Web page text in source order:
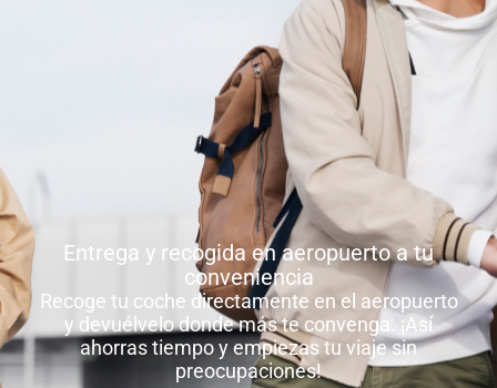
Entrega y recogida en aeropuerto a tu
conveniencia
Recoge tu coche directamente en el aeropuerto
y devuélvelo donde más te convenga. ¡Así
ahorras tiempo y empiezas tu viaje sin
preocupaciones!